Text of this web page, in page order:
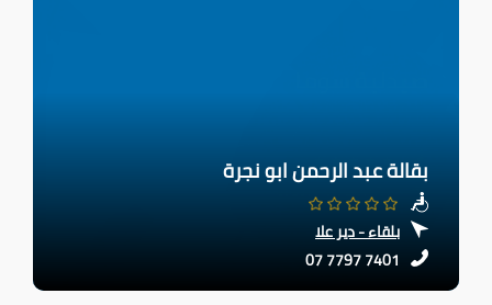
بقالة عبد الرحمن ابو نجرة
بلقاء - دير علا
07 7797 7401